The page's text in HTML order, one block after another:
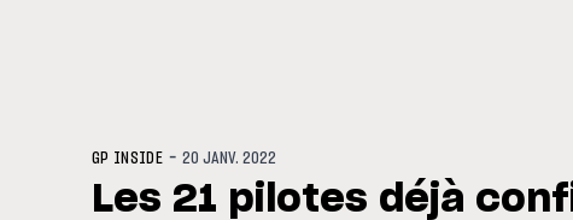
GP INSIDE -20 JANV. 2022
Les 21 pilotes déjà